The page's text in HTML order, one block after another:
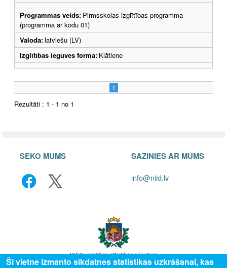
Programmas veids: Pirmsskolas izglītības programma
(programma ar kodu 01)
Valoda:latviešu (LV)
Izglītības ieguves forma: Klātiene
1
Rezultāti : 1 - 1 no 1
SEKO MUMS SAZINIES AR MUMS
info@niid.lv
Šī vietne izmanto sīkdatnes statistikas uzkrāšanai, kas